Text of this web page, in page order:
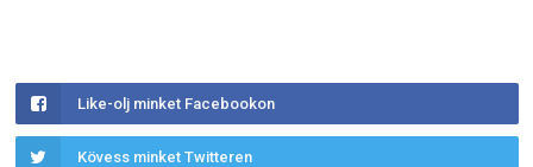
Like-olj minket Facebookon
Kövess minket Twitteren